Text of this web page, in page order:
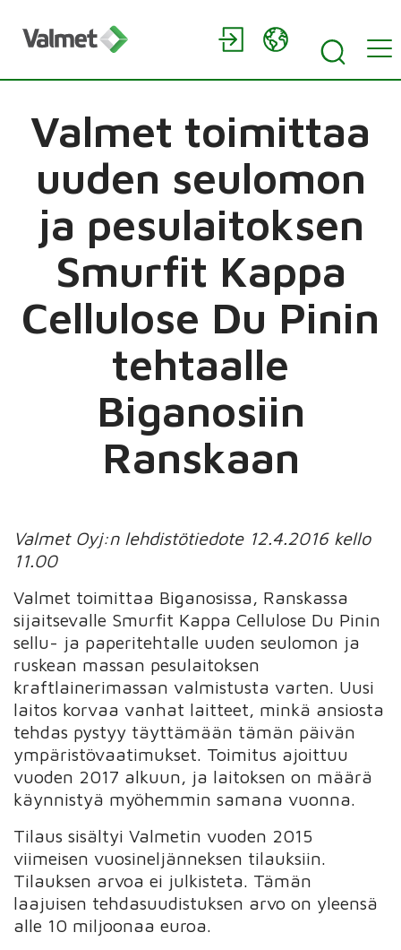
Valmet toimittaa
uuden seulomon
ja pesulaitoksen
Smurfit Kappa
Cellulose Du Pinin
tehtaalle
Biganosiin
Ranskaan
Valmet Oyj:n lehdistötiedote 12.4.2016 kello
11.00
Valmet toimittaa Biganosissa, Ranskassa
sijaitsevalle Smurfit Kappa Cellulose Du Pinin
sellu- ja paperitehtalle uuden seulomon ja
ruskean massan pesulaitoksen
kraftlainerimassan valmistusta varten. Uusi
laitos korvaa vanhat laitteet, minkä ansiosta
tehdas pystyy täyttämään tämän päivän
ympäristövaatimukset. Toimitus ajoittuu
vuoden 2017 alkuun, ja laitoksen on määrä
käynnistyä myöhemmin samana vuonna.
Tilaus sisältyi Valmetin vuoden 2015
viimeisen vuosineljänneksen tilauksiin.
Tilauksen arvoa ei julkisteta. Tämän
laajuisen tehdasuudistuksen arvo on yleensä
alle 10 miljoonaa euroa.